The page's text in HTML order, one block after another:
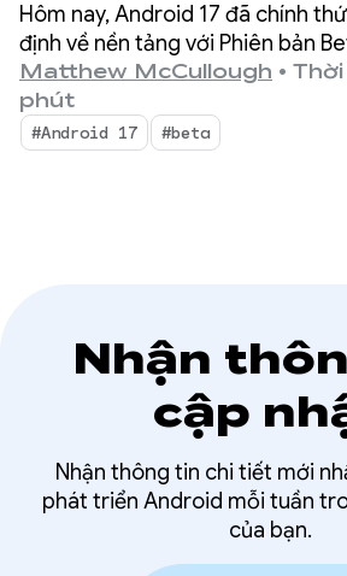
Hôm nay, Android 17 đã chính
định về nền tảng với Phiên bản
nghĩa là giao diện API đã bị khoá;
hiện bài kiểm thử khả năng tương
và đẩy các ứng dụng nhắm đến
hàng Play.
Matthew McCullough •
phút
#Android 17 #beta
Nhận
cập
Nhận thông tin chi tiết mới
phát triển Android mỗi tuần
của bạn.